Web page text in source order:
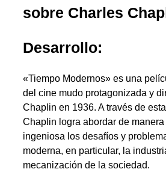
sobre Charles
Desarrollo:
«Tiempo Modernos» es una
del cine mudo protagonizada y
Chaplin en 1936. A través de
Chaplin logra abordar de
ingeniosa los desafíos y
moderna, en particular, la
mecanización de la sociedad.